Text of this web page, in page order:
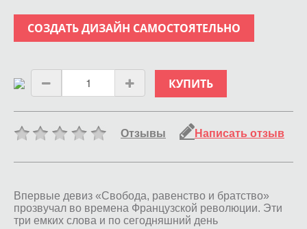
СОЗДАТЬ ДИЗАЙН САМОСТОЯТЕЛЬНО
КУПИТЬ
Отзывы Написать отзыв
Впервые девиз «Свобода, равенство и братство»
прозвучал во времена Французской революции. Эти
три емких слова и по сегодняшний день